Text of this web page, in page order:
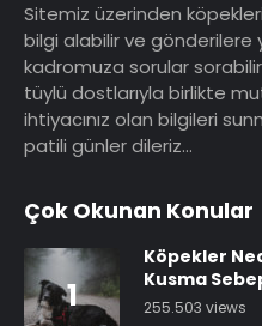
Sitemiz üzerinden
bilgi alabilir ve gönderilere
kadromuza sorular
tüylü dostlarıyla birlikte
ihtiyacınız olan bilgileri
patili günler dileriz…
Çok Okunan Konular
1
Köpekler
Kusma
255.503 views